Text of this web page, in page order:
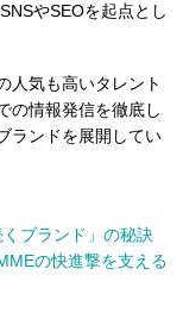
やSEOを起点とし
人気も高いタレント
の情報発信を徹底し
ランドを展開してい
ブランド」の秘訣
の快進撃を支える